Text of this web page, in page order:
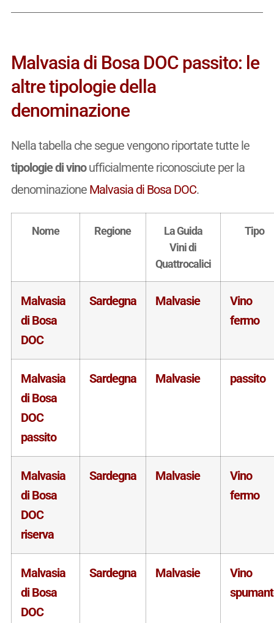
Malvasia di Bosa DOC passito: le
altre tipologie della
denominazione
Nella tabella che segue vengono riportate tutte le
tipologie di vinoufficialmente riconosciute per la
denominazione Malvasia di Bosa DOC.
Nome Regione
La Guida
Vini di
Quattrocalici
Tipo
Malvasia
di Bosa
DOC
Sardegna Malvasie
Vino
fermo
Malvasia
di Bosa
DOC
passito
Sardegna Malvasie passito
Malvasia
di Bosa
DOC
riserva
Sardegna Malvasie
Vino
fermo
Malvasia
di Bosa
DOC
Sardegna Malvasie
Vino